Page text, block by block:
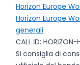
Horizon Europe
Horizon Europe
generali
CALL ID:
Si consiglia di